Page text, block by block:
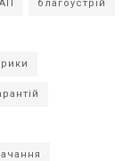
благоустрій